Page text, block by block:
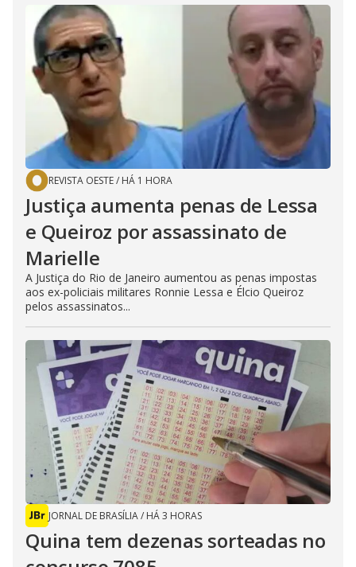
REVISTA OESTE/ HÁ 1 HORA
Justiça aumenta penas de Lessa
e Queiroz por assassinato de
Marielle
A Justiça do Rio de Janeiro aumentou as penas impostas
aos ex-policiais militares Ronnie Lessa e Élcio Queiroz
pelos assassinatos...
JORNAL DE BRASÍLIA/ HÁ 3 HORAS
Quina tem dezenas sorteadas no